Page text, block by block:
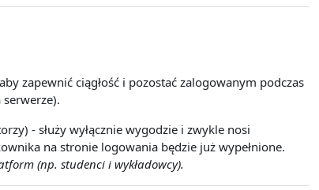
zapewnić ciągłość i pozostać zalogowanym podczas
- służy wyłącznie wygodzie i zwykle nosi
na stronie logowania będzie już wypełnione.
(np. studenci i wykładowcy).